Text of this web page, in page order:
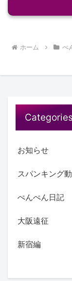
ホーム ぺ
Categories
お知らせ
スパンキング
ぺんぺん日記
大阪遠征
新宿編